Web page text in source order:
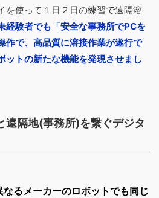
を使って１日２日の練習で遠隔溶
経験者でも「安全な事務所でPCを
作で、高品質に溶接作業が遂行で
ットの新たな機能を発現させまし
遠隔地(事務所)を繋ぐデジタ
るメーカーのロボットでも同じ